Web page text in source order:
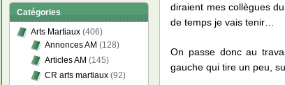
diraient mes collègues
de temps je vais tenir…
On passe donc au
gauche qui tire un peu,
Catégories
Arts Martiaux (406)
Annonces AM (128)
Articles AM (145)
CR arts martiaux (92)